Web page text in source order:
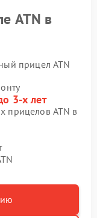
ATN в
прицел ATN
3-х лет
прицелов ATN в